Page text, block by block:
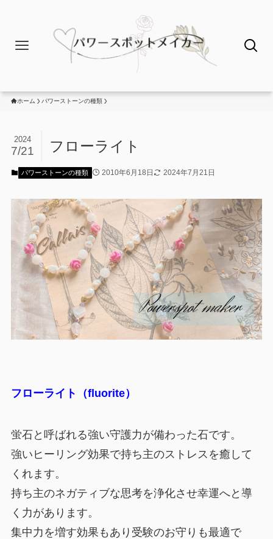
ホーム パワーストーンの種類
フローライト
2024
7/21
パワーストーンの種類 2010年6月18日 2024年7月21日
フローライト（fluorite）
蛍石と呼ばれる強い守護力が備わった石です。
強いヒーリング効果で持ち主のストレスを癒して
くれます。
持ち主のネガティブな思考を浄化させ幸運へと導
く力があります。
集中力を増す効果もあり受験のお守りも最適で